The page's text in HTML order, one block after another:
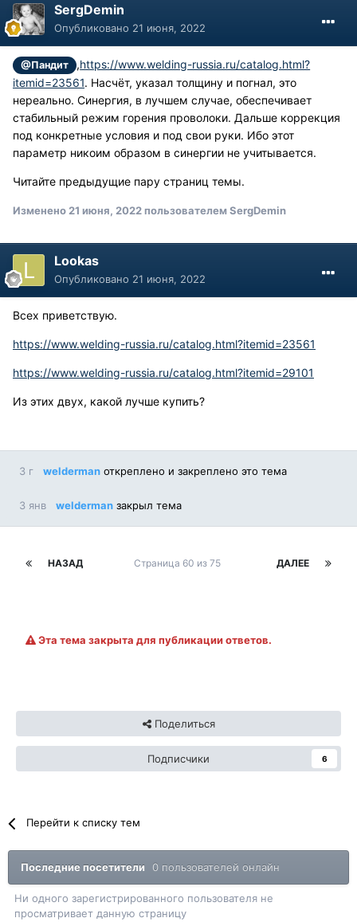
SergDemin
Опубликовано 21 июня, 2022
@Пандит ,https://www.welding-russia.ru/catalog.html?
itemid=23561. Насчёт, указал толщину и погнал, это
нереально. Синергия, в лучшем случае, обеспечивает
стабильный режим горения проволоки. Дальше коррекция
под конкретные условия и под свои руки. Ибо этот
параметр никоим образом в синергии не учитывается.
Читайте предыдущие пару страниц темы.
Изменено 21 июня, 2022пользователем SergDemin
Lookas
Опубликовано 21 июня, 2022
Всех приветствую.
https://www.welding-russia.ru/catalog.html?itemid=23561
https://www.welding-russia.ru/catalog.html?itemid=29101
Из этих двух, какой лучше купить?
3 г welderman откреплено и закреплено это тема
3 янв welderman закрыл тема
НАЗАД ДАЛЕЕ
Страница 60 из 75
Эта тема закрыта для публикации ответов.
Поделиться
Подписчики 6
Перейти к списку тем
Последние посетители 0 пользователей онлайн
Ни одного зарегистрированного пользователя не
просматривает данную страницу